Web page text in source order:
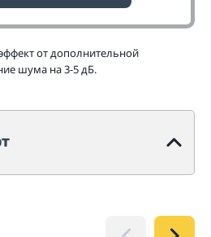
от дополнительной
шума на 3-5 дБ.